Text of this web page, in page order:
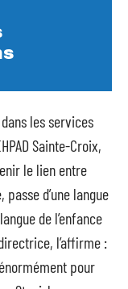
les services
Sainte-Croix,
le lien entre
d’une langue
de l’enfance
l’affirme :
pour